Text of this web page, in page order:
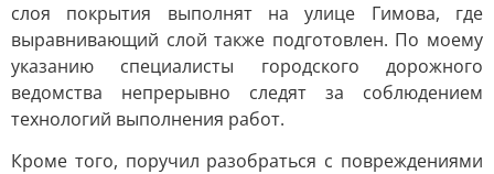
слоя покрытия выполнят на улице Гимова, где
выравнивающий слой также подготовлен. По моему
указанию специалисты городского дорожного
ведомства непрерывно следят за соблюдением
технологий выполнения работ.
Кроме того, поручил разобраться с повреждениями